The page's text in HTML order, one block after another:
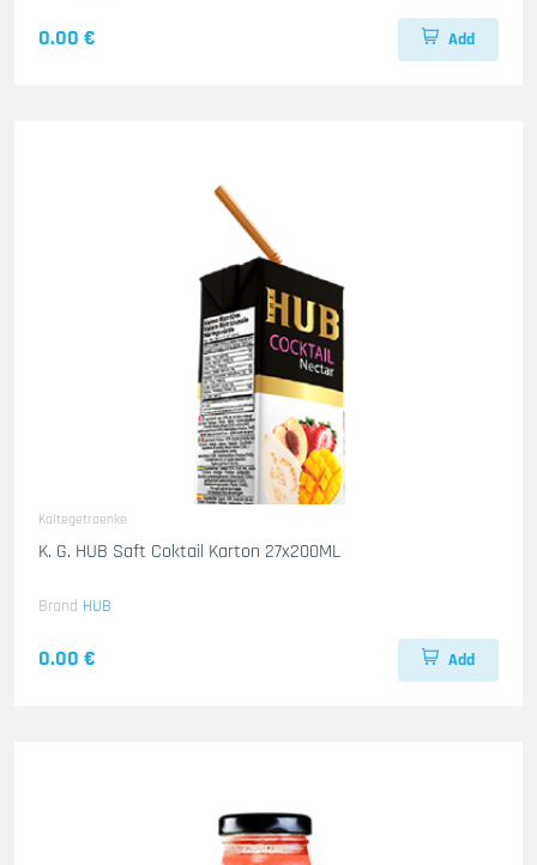
0.00 € Add
Kaltegetraenke
K. G. HUB Saft Coktail Karton 27x200ML
Brand HUB
0.00 € Add